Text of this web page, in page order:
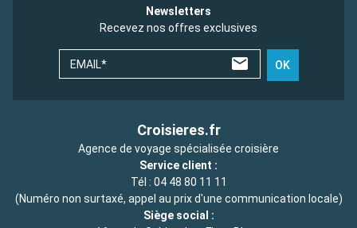
Newsletters
Recevez nos offres exclusives
EMAIL* OK
Croisieres.fr
Agence de voyage spécialisée croisière
Service client :
Tél : 04 48 80 11 11
(Numéro non surtaxé, appel au prix d'une communication locale)
Siège social :